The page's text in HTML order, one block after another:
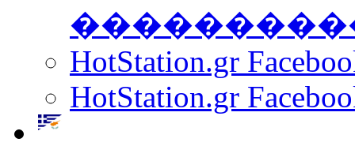
HotStation.gr
HotStation.gr